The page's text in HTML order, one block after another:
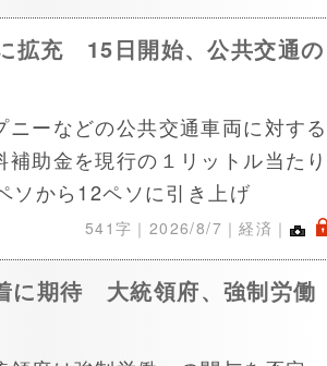
拡充 15日開始、公共交通の
ニーなどの公共交通車両に対する
補助金を現行の１リットル当たり
ソから12ペソに引き上げ
541字｜ 2026/8/7 ｜経済｜ .
に期待 大統領府、強制労働